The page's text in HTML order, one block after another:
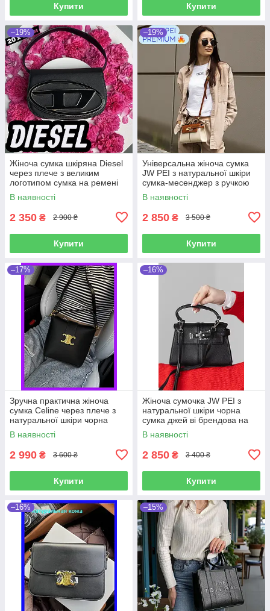
Купити Купити
–19%
Жіноча сумка шкіряна Diesel
через плече з великим
логотипом сумка на ремені
через плече чорна
В наявності
2 350 ₴ 2 900 ₴
Купити
–19%
Універсальна жіноча сумка
JW PEI з натуральної шкіри
сумка-месенджер з ручкою
невелика сумочка крос боді
трапеція на плече
В наявності
2 850 ₴ 3 500 ₴
Купити
–17%
Зручна практична жіноча
сумка Celine через плече з
натуральної шкіри чорна
відмінної якості
В наявності
2 990 ₴ 3 600 ₴
Купити
–16%
Жіноча сумочка JW PEI з
натуральної шкіри чорна
сумка джей ві брендова на
подарунок для дівчини
В наявності
2 850 ₴ 3 400 ₴
Купити
–16% –15%